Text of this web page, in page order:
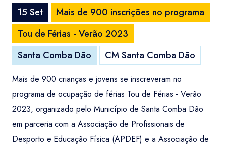
15 Set
Mais de 900 inscrições no programa
Tou de Férias - Verão 2023
Santa Comba Dão
CM Santa Comba Dão
Mais de 900 crianças e jovens se inscreveram no
programa de ocupação de férias Tou de Férias - Verão
2023, organizado pelo Município de Santa Comba Dão
em parceria com a Associação de Profissionais de
Desporto e Educação Física (APDEF) e a Associação de